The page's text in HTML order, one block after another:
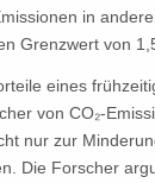
in
Grenzwert von
eines
von CO₂-
nur zur
Die Forscher